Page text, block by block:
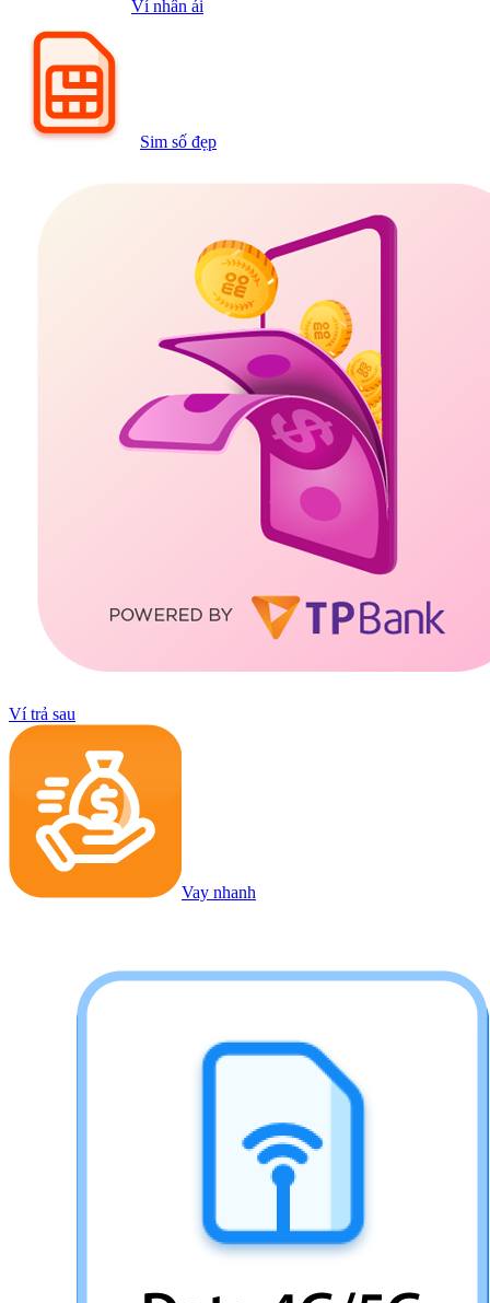
Ví nhân ái
Sim số đẹp
Ví trả sau
Vay nhanh